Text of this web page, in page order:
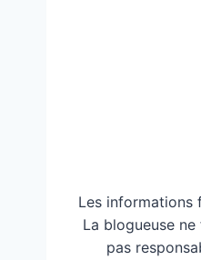
Les informations
La blogueuse
pas